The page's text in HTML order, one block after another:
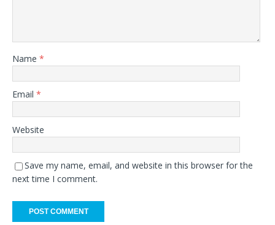
Name *
Email *
Website
Save my name, email, and website in this browser for the
next time I comment.